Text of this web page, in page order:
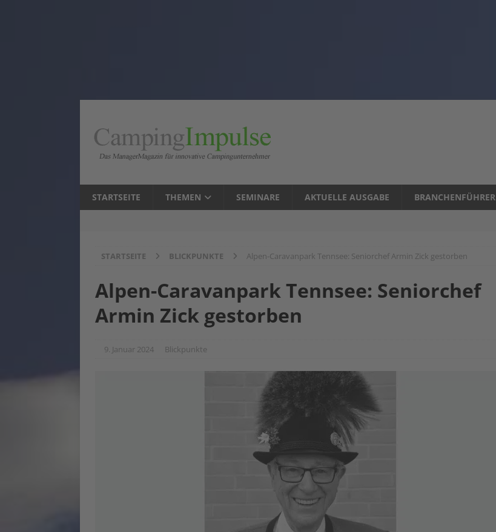
STARTSEITE THEMEN SEMINARE AKTUELLE AUSGABE BRANCHENFÜHRER
STARTSEITE BLICKPUNKTE Alpen-Caravanpark Tennsee: Seniorchef Armin Zick gestorben
Alpen-Caravanpark Tennsee: Seniorchef
Armin Zick gestorben
9. Januar 2024 Blickpunkte